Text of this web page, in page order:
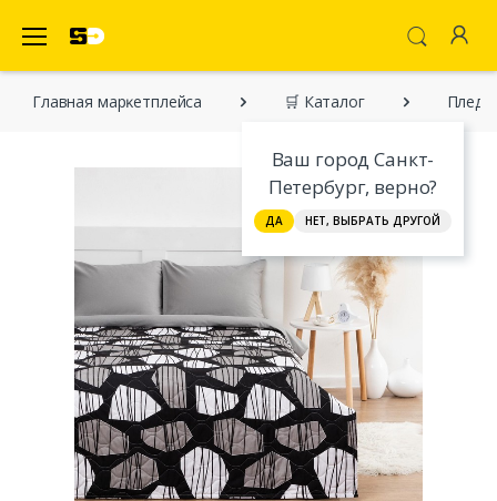
Ваш город Санкт-
Петербург, верно?
ДА НЕТ, ВЫБРАТЬ ДРУГОЙ
Главная марĸетплейса 🛒 Каталог